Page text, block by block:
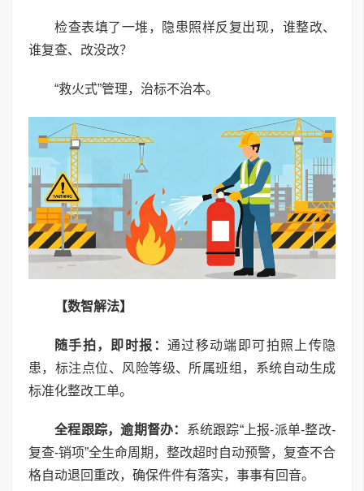
检查表填了一堆，隐患照样反复出现，谁整改、
谁复查、改没改？
“救火式”管理，治标不治本。
【数智解法】
随手拍，即时报： 通过移动端即可拍照上传隐
患，标注点位、风险等级、所属班组，系统自动生成
标准化整改工单。
全程跟踪，逾期督办： 系统跟踪“上报-派单-整改-
复查-销项”全生命周期，整改超时自动预警，复查不合
格自动退回重改，确保件件有落实，事事有回音。